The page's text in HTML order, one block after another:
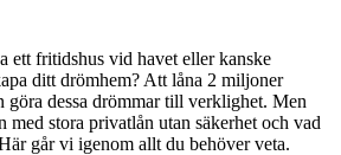
ett fritidshus vid havet eller kanske
ditt drömhem? Att låna 2 miljoner
göra dessa drömmar till verklighet. Men
med stora privatlån utan säkerhet och vad
går vi igenom allt du behöver veta.